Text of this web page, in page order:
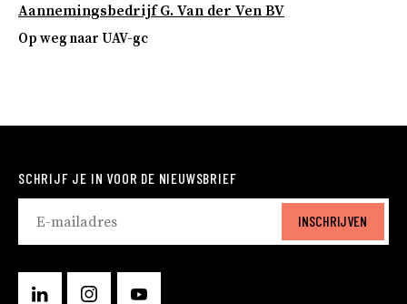
Aannemingsbedrijf G. Van der Ven BV
Op weg naar UAV-gc
SCHRIJF JE IN VOOR DE NIEUWSBRIEF
INSCHRIJVEN